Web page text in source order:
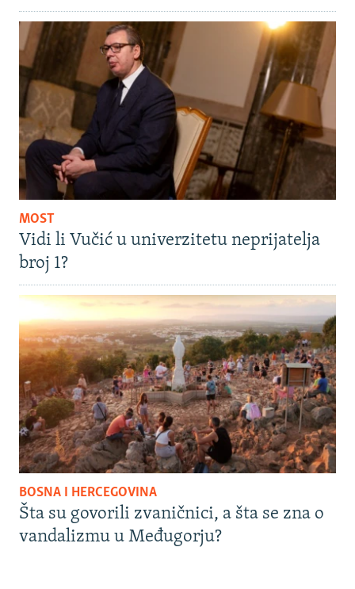
MOST
Vidi li Vučić u univerzitetu neprijatelja
broj 1?
BOSNA I HERCEGOVINA
Šta su govorili zvaničnici, a šta se zna o
vandalizmu u Međugorju?